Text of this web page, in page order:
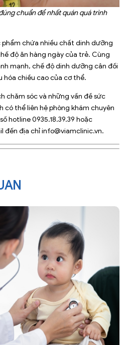
chuẩn để nhất quán quá trình
chứa nhiều chất dinh dưỡng
độ ăn hàng ngày của trẻ. Cùng
mạnh, chế độ dinh dưỡng cân đối
hóa chiều cao của cơ thể.
chăm sóc và những vấn đề sức
có thể liên hệphòng khám chuyên
hotline 0935.18.39.39 hoặc
đến địa chỉ info@viamclinic.vn.